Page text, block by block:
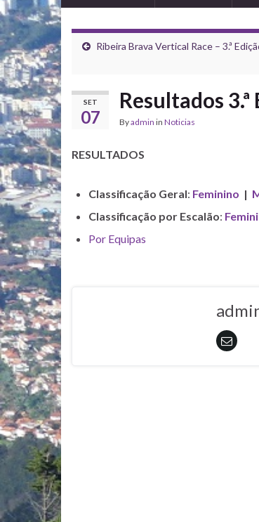
Ribeira Brava Vertical Race – 3.ª
SET
07
Resultados
Byadmin in Noticias
RESULTADOS
Classificação Geral: Feminino |
Classificação por Escalão:
Por Equipas